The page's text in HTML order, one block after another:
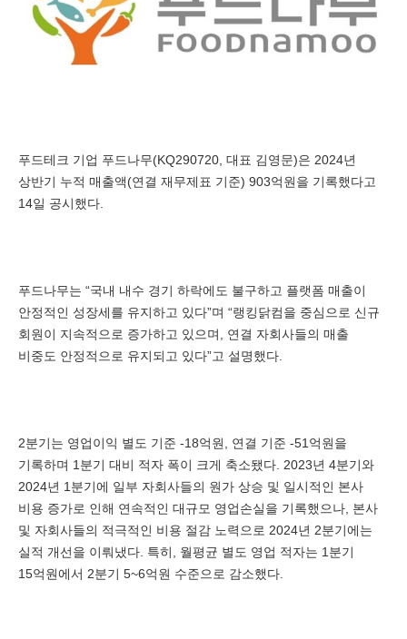
푸드테크 기업 푸드나무(KQ290720, 대표 김영문)은 2024년
상반기 누적 매출액(연결 재무제표 기준) 903억원을 기록했다고
14일 공시했다.
푸드나무는 “국내 내수 경기 하락에도 불구하고 플랫폼 매출이
안정적인 성장세를 유지하고 있다”며 “랭킹닭컴을 중심으로 신규
회원이 지속적으로 증가하고 있으며, 연결 자회사들의 매출
비중도 안정적으로 유지되고 있다”고 설명했다.
2분기는 영업이익 별도 기준 -18억원, 연결 기준 -51억원을
기록하며 1분기 대비 적자 폭이 크게 축소됐다. 2023년 4분기와
2024년 1분기에 일부 자회사들의 원가 상승 및 일시적인 본사
비용 증가로 인해 연속적인 대규모 영업손실을 기록했으나, 본사
및 자회사들의 적극적인 비용 절감 노력으로 2024년 2분기에는
실적 개선을 이뤄냈다. 특히, 월평균 별도 영업 적자는 1분기
15억원에서 2분기 5~6억원 수준으로 감소했다.